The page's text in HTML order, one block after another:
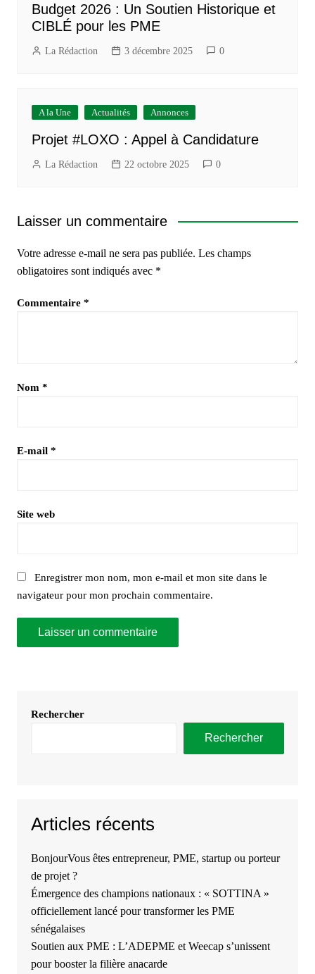
Budget 2026 : Un Soutien Historique et
CIBLÉ pour les PME
La Rédaction 3 décembre 2025 0
A la Une Actualités Annonces
Projet #LOXO : Appel à Candidature
La Rédaction 22 octobre 2025 0
Laisser un commentaire
Votre adresse e-mail ne sera pas publiée. Les champs
obligatoires sont indiqués avec *
Commentaire *
Nom *
E-mail *
Site web
Enregistrer mon nom, mon e-mail et mon site dans le
navigateur pour mon prochain commentaire.
Rechercher
Rechercher
Articles récents
BonjourVous êtes entrepreneur, PME, startup ou porteur
de projet ?
Émergence des champions nationaux : « SOTTINA »
officiellement lancé pour transformer les PME
sénégalaises
Soutien aux PME : L’ADEPME et Weecap s’unissent
pour booster la filière anacarde